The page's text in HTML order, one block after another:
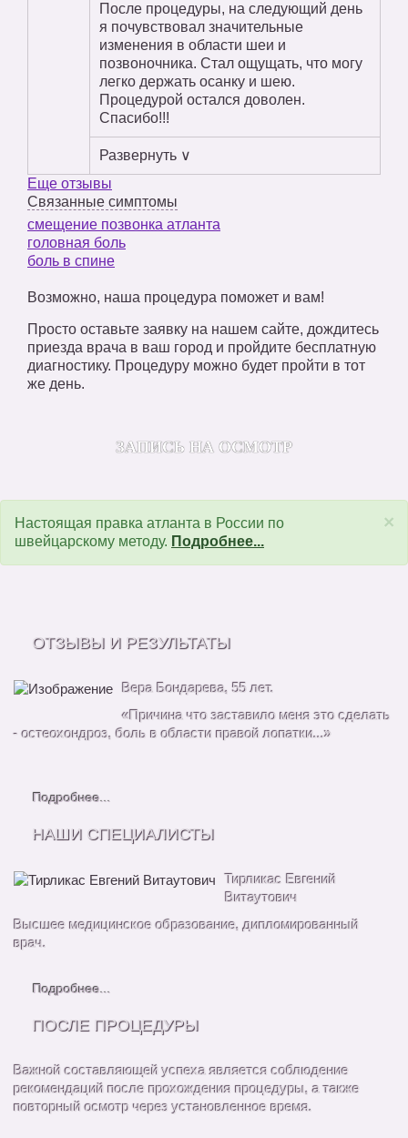
После процедуры, на следующий день
я почувствовал значительные
изменения в области шеи и
позвоночника. Стал ощущать, что могу
легко держать осанку и шею.
Процедурой остался доволен.
Спасибо!!!
Развернуть ∨
Еще отзывы
Связанные симптомы
смещение позвонка атланта
головная боль
боль в спине
Возможно, наша процедура поможет и вам!
Просто оставьте заявку на нашем сайте, дождитесь
приезда врача в ваш город и пройдите бесплатную
диагностику. Процедуру можно будет пройти в тот
же день.
ЗАПИСЬ НА ОСМОТР
×
Настоящая правка атланта в России по
швейцарскому методу. Подробнее...
ОТЗЫВЫ И РЕЗУЛЬТАТЫ
Вера Бондарева, 55 лет.
«Причина что заставило меня это сделать
- остеохондроз, боль в области правой лопатки...»
Подробнее...
НАШИ СПЕЦИАЛИСТЫ
Тирликас Евгений
Витаутович
Высшее медицинское образование, дипломированный
врач.
Подробнее...
ПОСЛЕ ПРОЦЕДУРЫ
Важной составляющей успеха является соблюдение
рекомендаций после прохождения процедуры, а также
повторный осмотр через установленное время.